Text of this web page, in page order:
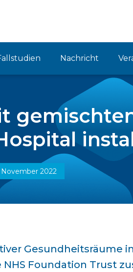
Nachricht
November 2022
Gesundheitsräume
Foundation Trust